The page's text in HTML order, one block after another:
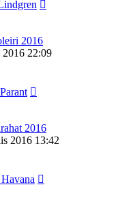
2016
2016 22:09
2016
2016 13:42